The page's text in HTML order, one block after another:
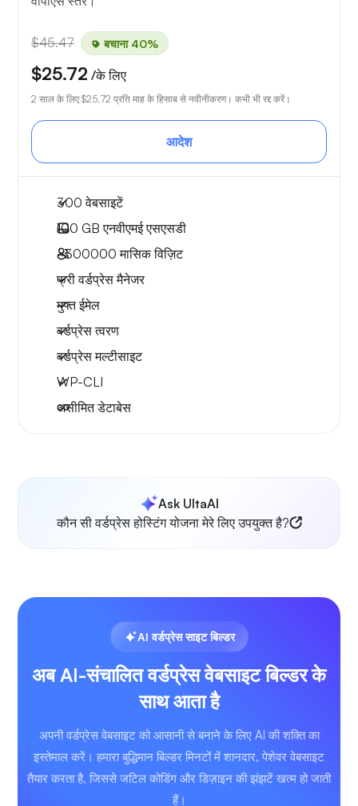
$45.47 बचाना 40%
$25.72 /के लिए
2 साल के लिए $25.72 प्रति माह के हिसाब से नवीनीकरण। कभी भी रद्द करें।
आदेश
300 वेबसाइटें
100 GB एनवीएमई एसएसडी
~300000 मासिक विज़िट
फ्री वर्डप्रेस मैनेजर
मुफ्त ईमेल
वर्डप्रेस त्वरण
वर्डप्रेस मल्टीसाइट
WP-CLI
असीमित डेटाबेस
Ask UltaAI
कौन सी वर्डप्रेस होस्टिंग योजना मेरे लिए उपयुक्त है?
AI वर्डप्रेस साइट बिल्डर
अब AI-संचालित वर्डप्रेस वेबसाइट बिल्डर के
साथ आता है
अपनी वर्डप्रेस वेबसाइट को आसानी से बनाने के लिए AI की शक्ति का
इस्तेमाल करें। हमारा बुद्धिमान बिल्डर मिनटों में शानदार, पेशेवर वेबसाइट
तैयार करता है, जिससे जटिल कोडिंग और डिज़ाइन की झंझटें खत्म हो जाती
हैं।